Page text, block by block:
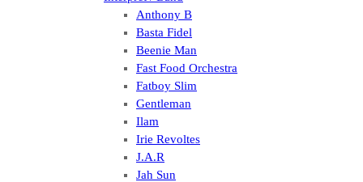
Anthony B
Basta Fidel
Beenie Man
Fast Food Orchestra
Fatboy Slim
Gentleman
Ilam
Irie Revoltes
J.A.R
Jah Sun